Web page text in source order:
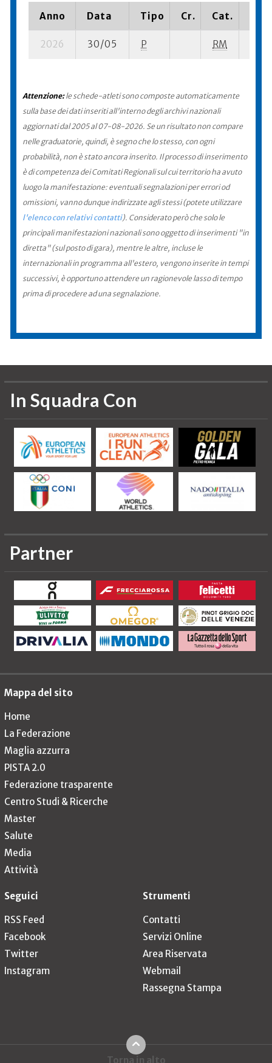
Anno Data Tipo Cr. Cat.
2026 30/05 P RM
Attenzione:le schede-atleti sono composte automaticamente
sulla base dei dati inseriti all'interno degli archivi nazionali
aggiornati dal 2005 al 07-08-2026. Se un risultato non compare
nelle graduatorie, quindi, è segno che lo stesso, con ogni
probabilità, non è stato ancora inserito. Il processo di inserimento
è di competenza dei Comitati Regionali sul cui territorio ha avuto
luogo la manifestazione: eventuali segnalazioni per errori od
omissioni, vanno dunque indirizzate agli stessi (potete utilizzare
l'elenco con relativi contatti). Considerato però che solo le
principali manifestazioni nazionali sono oggetto di inserimenti "in
diretta" (sul posto di gara), mentre le altre, incluse le
internazionali in programma all'estero, vengono inserite in tempi
successivi, è opportuno attendere un ragionevole lasso di tempo
prima di procedere ad una segnalazione.
In Squadra Con
Partner
Mappa del sito
Home
La Federazione
Maglia azzurra
PISTA 2.0
Federazione trasparente
Centro Studi & Ricerche
Master
Salute
Media
Attività
Seguici
RSS Feed
Facebook
Twitter
Instagram
Strumenti
Contatti
Servizi Online
Area Riservata
Webmail
Rassegna Stampa
Torna in alto